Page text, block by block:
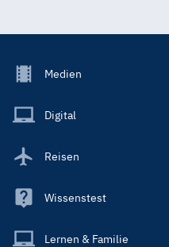
Footer
Main
Medien
Digital
Reisen
Wissenstest
Lernen & Familie